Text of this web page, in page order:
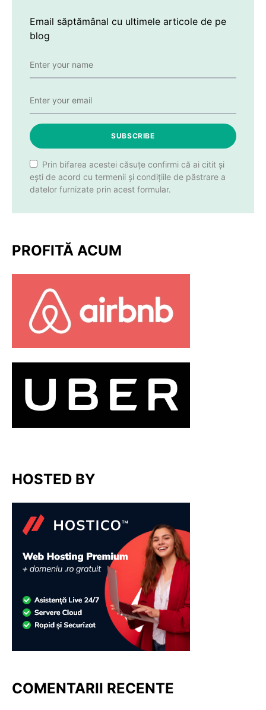
Email săptămânal cu ultimele articole de pe
blog
SUBSCRIBE
Prin bifarea acestei căsuțe confirmi că ai citit și
ești de acord cu termenii și condițiile de păstrare a
datelor furnizate prin acest formular.
PROFITĂ ACUM
HOSTED BY
COMENTARII RECENTE